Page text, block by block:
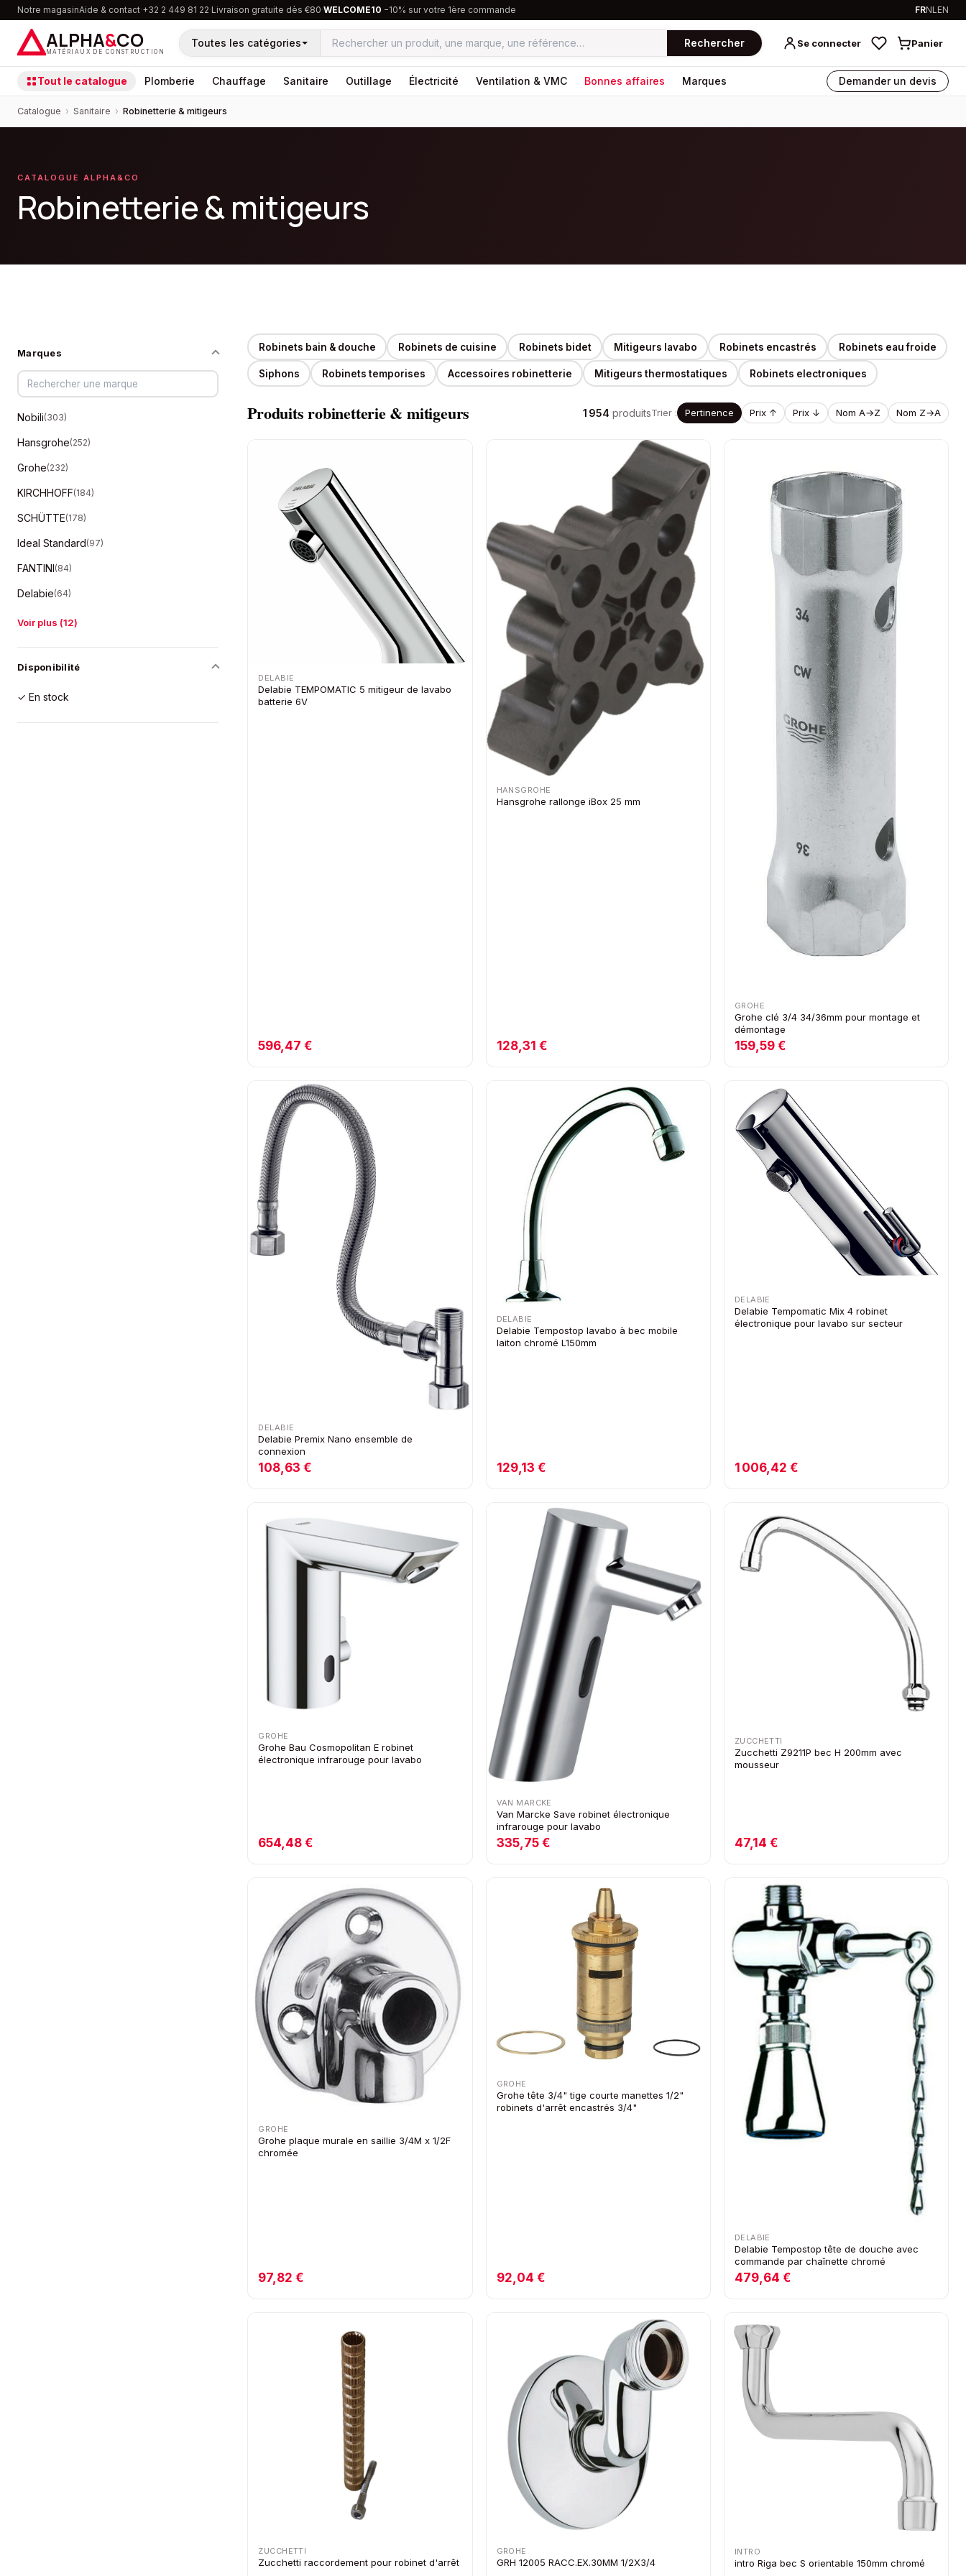
Notre magasinAide & contact·+32 2 449 81 22·Livraison gratuite dès €80·WELCOME10 −10% sur votre 1ère commande FRNLEN
ALPHA&CO
MATÉRIAUX DE CONSTRUCTION
Toutes les catégories Rechercher Se connecter Panier
Tout le catalogue Plomberie Chauffage Sanitaire Outillage Électricité Ventilation & VMC Bonnes affaires Marques Demander un devis
Catalogue › Sanitaire › Robinetterie & mitigeurs
CATALOGUE ALPHA&CO
Robinetterie & mitigeurs
Marques
Nobili(303)
Hansgrohe(252)
Grohe(232)
KIRCHHOFF(184)
SCHÜTTE(178)
Ideal Standard(97)
FANTINI(84)
Delabie(64)
Voir plus (12)
Disponibilité
✓ En stock
Robinets bain & douche Robinets de cuisine Robinets bidet Mitigeurs lavabo Robinets encastrés Robinets eau froide
Siphons Robinets temporises Accessoires robinetterie Mitigeurs thermostatiques Robinets electroniques
Produitsrobinetterie & mitigeurs 1 954 produitsTrier : Pertinence Prix ↑ Prix ↓ Nom A→Z Nom Z→A
DELABIE
Delabie TEMPOMATIC 5 mitigeur de lavabo
batterie 6V
596,47 €
HANSGROHE
Hansgrohe rallonge iBox 25 mm
128,31 €
GROHE
Grohe clé 3/4 34/36mm pour montage et
démontage
159,59 €
DELABIE
Delabie Premix Nano ensemble de
connexion
108,63 €
DELABIE
Delabie Tempostop lavabo à bec mobile
laiton chromé L150mm
129,13 €
DELABIE
Delabie Tempomatic Mix 4 robinet
électronique pour lavabo sur secteur
1 006,42 €
GROHE
Grohe Bau Cosmopolitan E robinet
électronique infrarouge pour lavabo
654,48 €
VAN MARCKE
Van Marcke Save robinet électronique
infrarouge pour lavabo
335,75 €
ZUCCHETTI
Zucchetti Z9211P bec H 200mm avec
mousseur
47,14 €
GROHE
Grohe plaque murale en saillie 3/4M x 1/2F
chromée
97,82 €
GROHE
Grohe tête 3/4" tige courte manettes 1/2"
robinets d'arrêt encastrés 3/4"
92,04 €
DELABIE
Delabie Tempostop tête de douche avec
commande par chaînette chromé
479,64 €
ZUCCHETTI
Zucchetti raccordement pour robinet d'arrêt
GROHE
GRH 12005 RACC.EX.30MM 1/2X3/4
INTRO
intro Riga bec S orientable 150mm chromé